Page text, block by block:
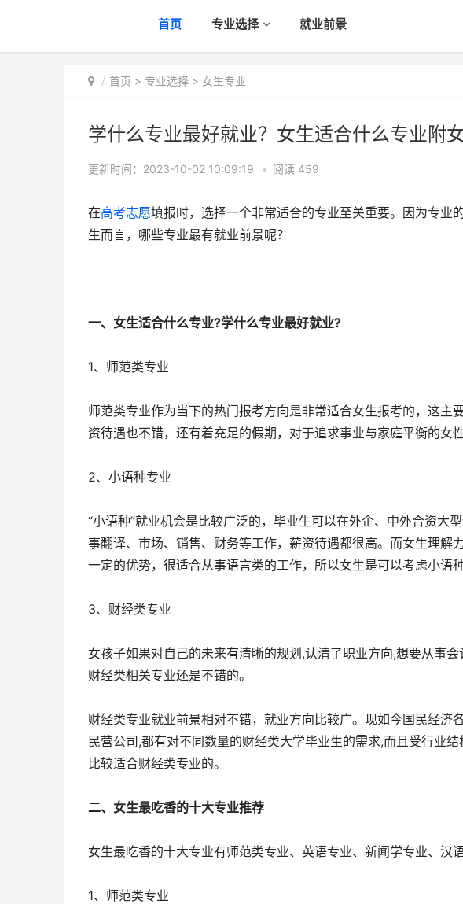
首页 专业选择 就业前景
首页 > 专业选择 > 女生专业
学什么专业最好就业？女生适合什么专业附
更新时间：2023-10-02 10:09:19 • 阅读 459
在高考志愿填报时，选择一个非常适合的专业至关重要。因为专业
生而言，哪些专业最有就业前景呢？
一、女生适合什么专业?学什么专业最好就业?
1、师范类专业
师范类专业作为当下的热门报考方向是非常适合女生报考的，这主
资待遇也不错，还有着充足的假期，对于追求事业与家庭平衡的女
2、小语种专业
“小语种”就业机会是比较广泛的，毕业生可以在外企、中外合资大
事翻译、市场、销售、财务等工作，薪资待遇都很高。而女生理解
一定的优势，很适合从事语言类的工作，所以女生是可以考虑小语种
3、财经类专业
女孩子如果对自己的未来有清晰的规划,认清了职业方向,想要从事
财经类相关专业还是不错的。
财经类专业就业前景相对不错，就业方向比较广。现如今国民经济
民营公司,都有对不同数量的财经类大学毕业生的需求,而且受行业
比较适合财经类专业的。
二、女生最吃香的十大专业推荐
女生最吃香的十大专业有师范类专业、英语专业、新闻学专业、汉
1、师范类专业